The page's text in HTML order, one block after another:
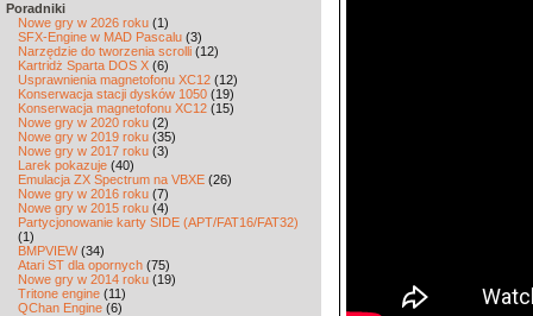
Poradniki
Nowe gry w 2026 roku (1)
SFX-Engine w MAD Pascalu (3)
Narzędzie do tworzenia scrolli (12)
Kartridż Sparta DOS X (6)
Usprawnienia magnetofonu XC12 (12)
Konserwacja stacji dysków 1050 (19)
Konserwacja magnetofonu XC12 (15)
Nowe gry w 2020 roku (2)
Nowe gry w 2019 roku (35)
Nowe gry w 2017 roku (3)
Larek pokazuje (40)
Emulacja ZX Spectrum na VBXE (26)
Nowe gry w 2016 roku (7)
Nowe gry w 2015 roku (4)
Partycjonowanie karty SIDE (APT/FAT16/FAT32)
(1)
BMPVIEW(34)
Atari ST dla opornych (75)
Nowe gry w 2014 roku (19)
Tritone engine (11)
QChan Engine (6)